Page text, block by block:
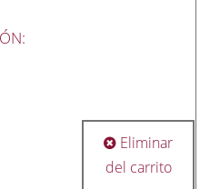
Eliminar
del carrito